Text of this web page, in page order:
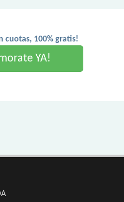
cuotas, 100% gratis!
YA!